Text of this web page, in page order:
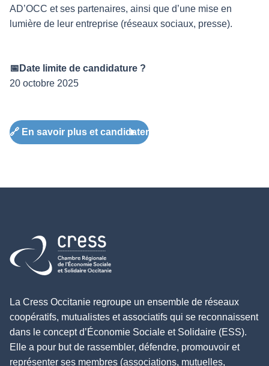
AD’OCC et ses partenaires, ainsi que d’une mise en
lumière de leur entreprise (réseaux sociaux, presse).
📅Date limite de candidature ?
20 octobre 2025
🔗 En savoir plus et candidater
Retour à l'accueil
La Cress Occitanie regroupe un ensemble de réseaux
coopératifs, mutualistes et associatifs qui se reconnaissent
dans le concept d’Économie Sociale et Solidaire (ESS).
Elle a pour but de rassembler, défendre, promouvoir et
représenter ses membres (associations, mutuelles,